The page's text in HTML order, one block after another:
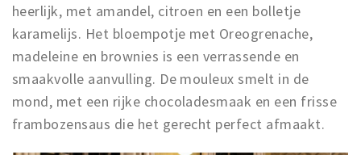
heerlijk, met amandel, citroen en een bolletje
karamelijs. Het bloempotje met Oreogrenache,
madeleine en brownies is een verrassende en
smaakvolle aanvulling. De mouleux smelt in de
mond, met een rijke chocoladesmaak en een frisse
frambozensaus die het gerecht perfect afmaakt.